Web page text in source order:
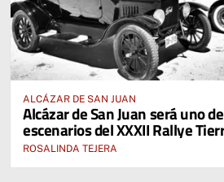
ALCÁZAR DE SAN JUAN
Alcázar de San Juan será uno
escenarios del XXXII Rallye
ROSALINDA TEJERA